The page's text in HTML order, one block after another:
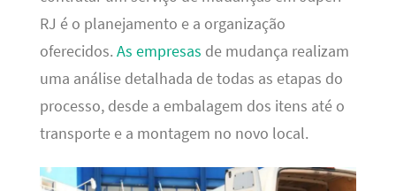
RJ é o planejamento e a organização
oferecidos. As empresas de mudança realizam
uma análise detalhada de todas as etapas do
processo, desde a embalagem dos itens até o
transporte e a montagem no novo local.